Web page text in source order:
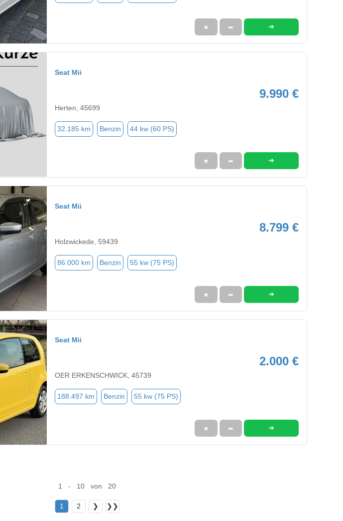
★ ➦ ➜
Seat Mii
9.990 €
Herten, 45699
32.185 km Benzin 44 kw (60 PS)
★ ➦ ➜
Seat Mii
8.799 €
Holzwickede, 59439
86.000 km Benzin 55 kw (75 PS)
★ ➦ ➜
Seat Mii
2.000 €
OER ERKENSCHWICK, 45739
188.497 km Benzin 55 kw (75 PS)
★ ➦ ➜
1 - 10 von 20
1 2 ❯ ❯❯